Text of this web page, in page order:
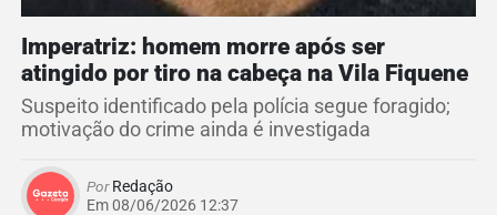
Imperatriz: homem morre após ser
atingido por tiro na cabeça na Vila Fiquene
Suspeito identificado pela polícia segue foragido;
motivação do crime ainda é investigada
PorRedação
Em 08/06/2026 12:37